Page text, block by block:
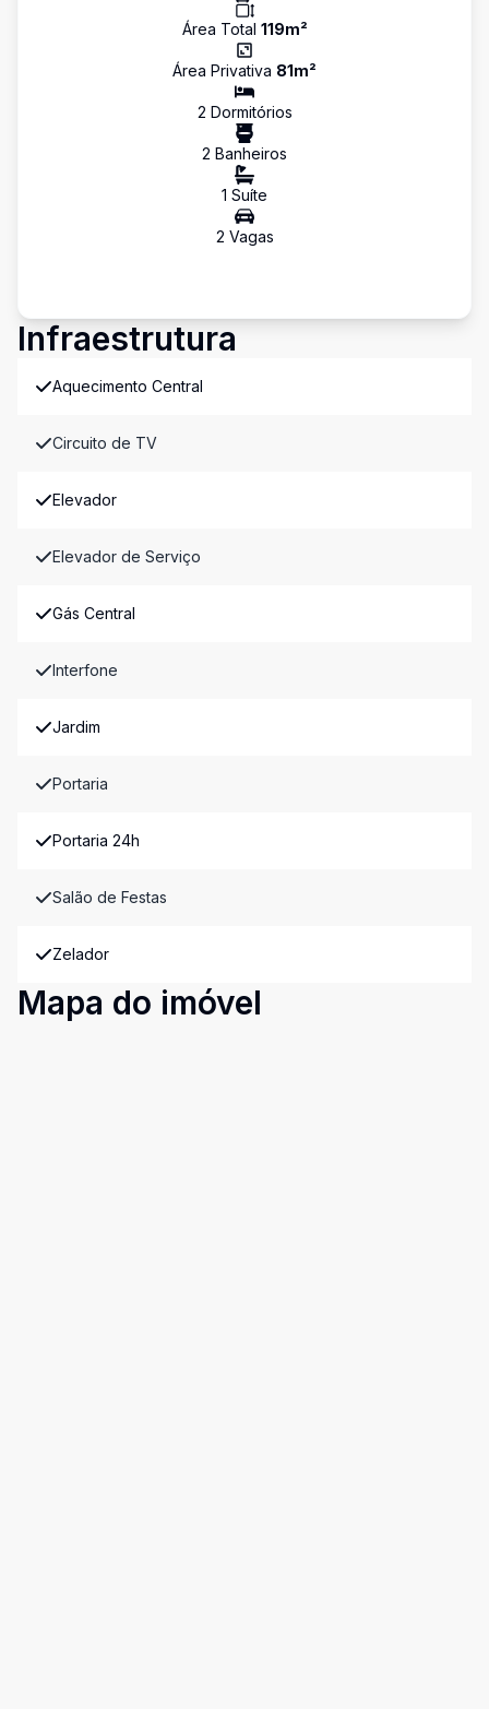
Área Total 119m²
Área Privativa 81m²
2 Dormitórios
2 Banheiros
1 Suíte
2 Vagas
Infraestrutura
Aquecimento Central
Circuito de TV
Elevador
Elevador de Serviço
Gás Central
Interfone
Jardim
Portaria
Portaria 24h
Salão de Festas
Zelador
Mapa do imóvel